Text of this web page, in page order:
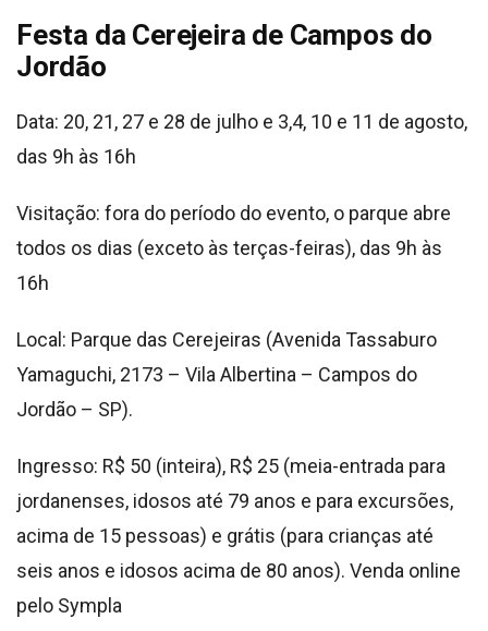
Festa da Cerejeira de Campos do
Jordão
Data: 20, 21, 27 e 28 de julho e 3,4, 10 e 11 de agosto,
das 9h às 16h
Visitação: fora do período do evento, o parque abre
todos os dias (exceto às terças-feiras), das 9h às
16h
Local: Parque das Cerejeiras (Avenida Tassaburo
Yamaguchi, 2173 – Vila Albertina – Campos do
Jordão – SP).
Ingresso: R$ 50 (inteira), R$ 25 (meia-entrada para
jordanenses, idosos até 79 anos e para excursões,
acima de 15 pessoas) e grátis (para crianças até
seis anos e idosos acima de 80 anos). Venda online
pelo Sympla